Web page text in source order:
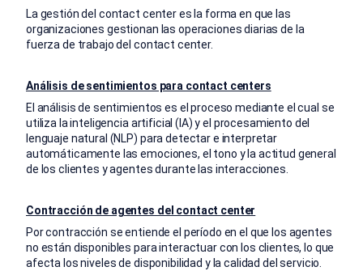
La gestión del contact center es la forma en que las
organizaciones gestionan las operaciones diarias de la
fuerza de trabajo del contact center.
Análisis de sentimientos para contact centers
El análisis de sentimientos es el proceso mediante el cual se
utiliza la inteligencia artificial (IA) y el procesamiento del
lenguaje natural (NLP) para detectar e interpretar
automáticamente las emociones, el tono y la actitud general
de los clientes y agentes durante las interacciones.
Contracción de agentes del contact center
Por contracción se entiende el período en el que los agentes
no están disponibles para interactuar con los clientes, lo que
afecta los niveles de disponibilidad y la calidad del servicio.